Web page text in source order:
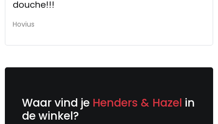
douche!!!
Hovius
Waar vind je Henders & Hazel in
de winkel?